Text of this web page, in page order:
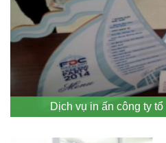
Dịch vụ in ấn công ty